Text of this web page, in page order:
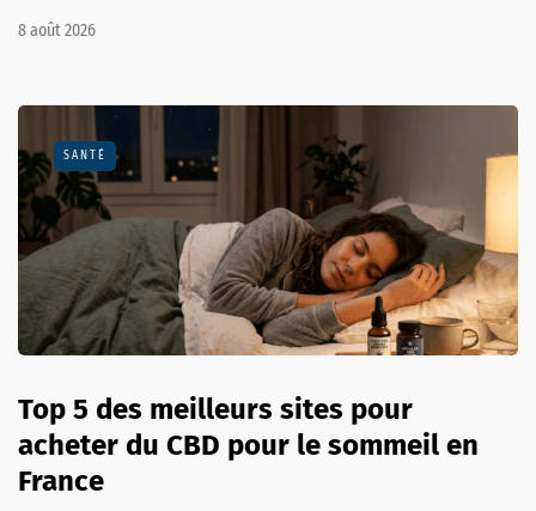
8 août 2026
SANTÉ
Top 5 des meilleurs sites pour
acheter du CBD pour le sommeil en
France